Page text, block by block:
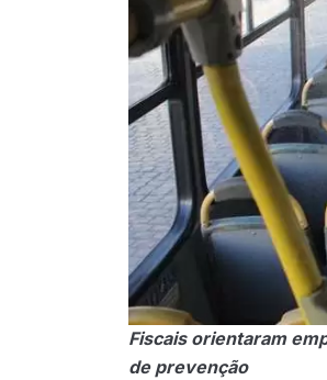
Fiscais orientaram
de prevenção